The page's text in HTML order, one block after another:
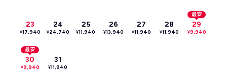
23
¥17,940
24
¥24,740
25
¥11,940
26
¥13,940
27
¥11,940
28
¥11,940
最安
29
¥9,940
最安
30
¥9,940
31
¥11,940